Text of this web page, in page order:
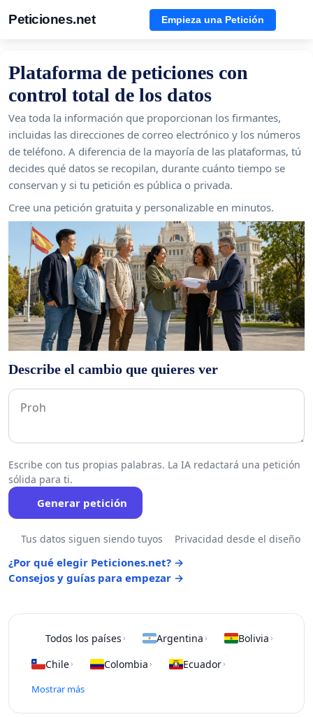
Peticiones.net Empieza una Petición
Plataforma de peticiones con
control total de los datos
Vea toda la información que proporcionan los firmantes,
incluidas las direcciones de correo electrónico y los números
de teléfono. A diferencia de la mayoría de las plataformas, tú
decides qué datos se recopilan, durante cuánto tiempo se
conservan y si tu petición es pública o privada.
Cree una petición gratuita y personalizable en minutos.
Describe el cambio que quieres ver
Escribe con tus propias palabras. La IA redactará una petición
sólida para ti.
Generar petición
Tus datos siguen siendo tuyos Privacidad desde el diseño
¿Por qué elegir Peticiones.net? →
Consejos y guías para empezar →
Todos los países › Argentina › Bolivia ›
Chile› Colombia › Ecuador›
Mostrar más